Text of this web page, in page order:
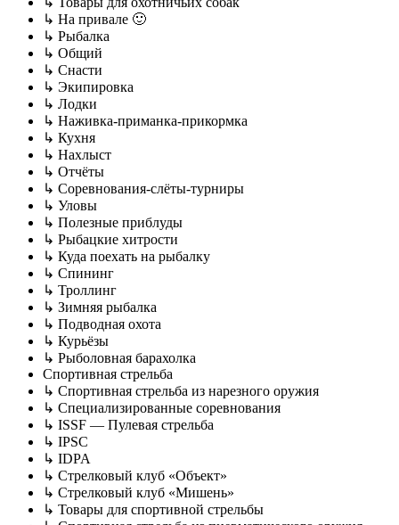
↳ На привале 🙂
↳ Рыбалка
↳ Общий
↳ Снасти
↳ Экипировка
↳ Лодки
↳ Наживка-приманка-прикормка
↳ Кухня
↳ Нахлыст
↳ Отчёты
↳ Соревнования-слёты-турниры
↳ Уловы
↳ Полезные приблуды
↳ Рыбацкие хитрости
↳ Куда поехать на рыбалку
↳ Спининг
↳ Троллинг
↳ Зимняя рыбалка
↳ Подводная охота
↳ Курьёзы
↳ Рыболовная барахолка
Спортивная стрельба
↳ Спортивная стрельба из нарезного оружия
↳ Специализированные соревнования
↳ ISSF — Пулевая стрельба
↳ IPSC
↳ IDPA
↳ Стрелковый клуб «Объект»
↳ Стрелковый клуб «Мишень»
↳ Товары для спортивной стрельбы